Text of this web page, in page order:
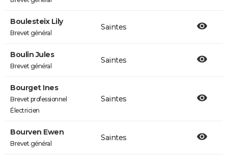
Boulesteix Lily
Brevet général
Saintes
Boulin Jules
Brevet général
Saintes
Bourget Ines
Brevet professionnel
Électricien
Saintes
Bourven Ewen
Brevet général
Saintes